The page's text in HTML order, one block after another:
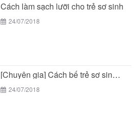
Cách làm sạch lưỡi cho trẻ sơ sinh
24/07/2018
[Chuyên gia] Cách bế trẻ sơ sinh chuẩn theo...
24/07/2018